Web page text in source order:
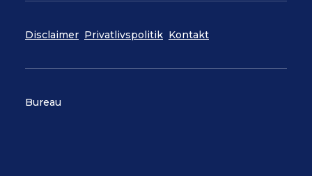
Disclaimer Privatlivspolitik Kontakt
Bureau